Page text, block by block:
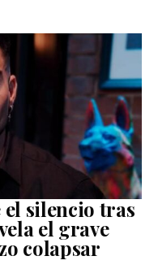
silencio tras
el grave
colapsar